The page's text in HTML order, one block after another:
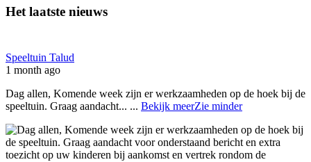
Het laatste nieuws
Speeltuin Talud
1 month ago
Dag allen, Komende week zijn er werkzaamheden op de hoek bij de
speeltuin. Graag aandacht... ... Bekijk meerZie minder